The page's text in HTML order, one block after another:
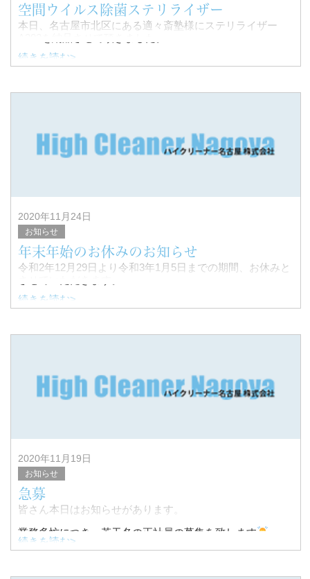
空間ウイルス除菌ステリライザー
本日、名古屋市北区にある適々斎塾様にステリライザー
コロナが蔓延する中、受験を控えた生徒さん、その御家族
続きを読む>
2020年11月24日
お知らせ
年末年始のお休みのお知らせ
令和2年12月29日より令和3年1月5日までの期間、お休みと
新年1月5日より通常営業させて頂きますので、宜しくお願
続きを読む>
2020年11月19日
お知らせ
急募
皆さん本日はお知らせがあります。
業務多忙につき、若干名の正社員の募集を致します
続きを読む>